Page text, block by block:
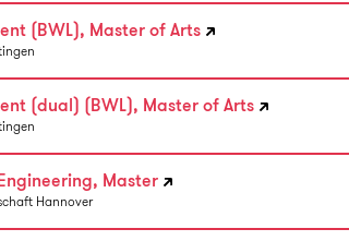
(BWL), Master of Arts
(dual) (BWL), Master of Arts
Master
Hannover